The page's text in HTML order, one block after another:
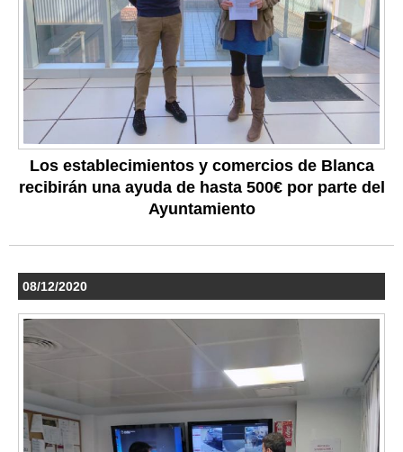
Los establecimientos y comercios de Blanca
recibirán una ayuda de hasta 500€ por parte del
Ayuntamiento
08/12/2020